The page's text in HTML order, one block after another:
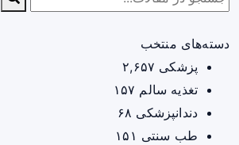
دسته‌های منتخب
پزشکی ۲,۶۵۷
تغذیه سالم ۱۵۷
دندانپزشکی ۶۸
طب سنتی ۱۵۱